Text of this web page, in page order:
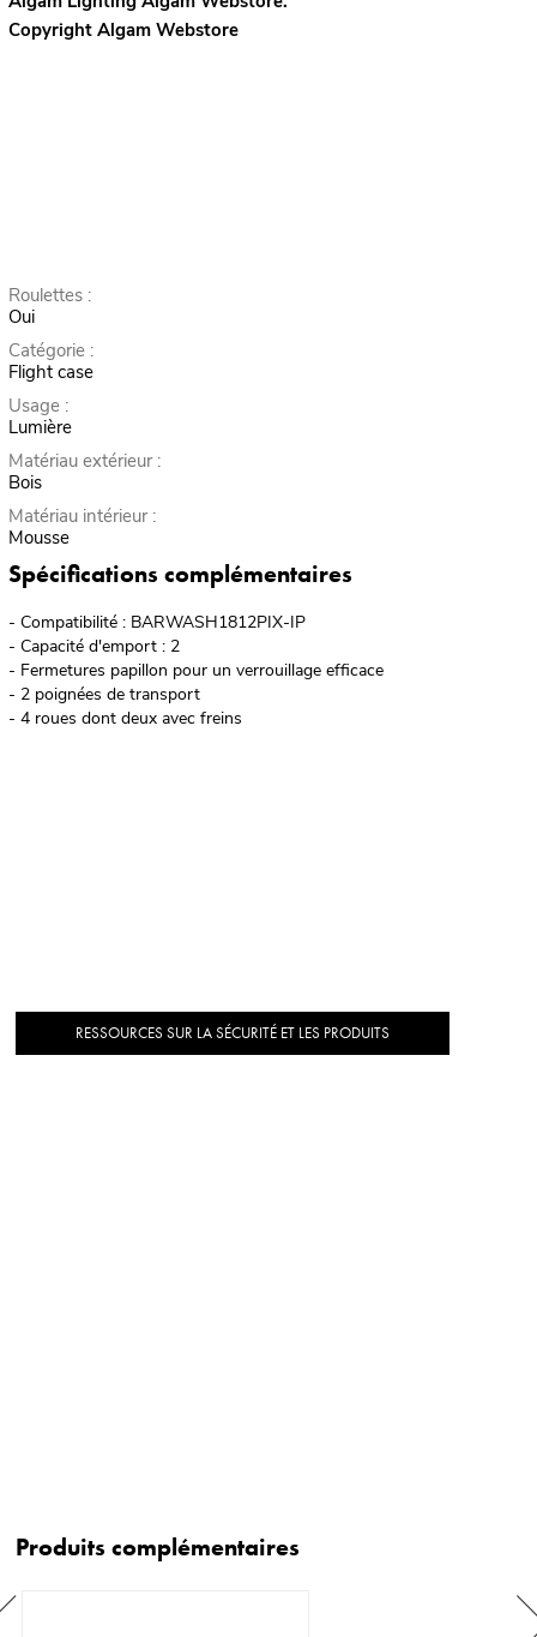
Copyright Algam Webstore
Roulettes :
Oui
Catégorie :
Flight case
Usage :
Lumière
Matériau extérieur :
Bois
Matériau intérieur :
Mousse
Spécifications complémentaires
- Compatibilité : BARWASH1812PIX-IP
- Capacité d'emport : 2
- Fermetures papillon pour un verrouillage efficace
- 2 poignées de transport
- 4 roues dont deux avec freins
RESSOURCES SUR LA SÉCURITÉ ET LES PRODUITS
Produits complémentaires